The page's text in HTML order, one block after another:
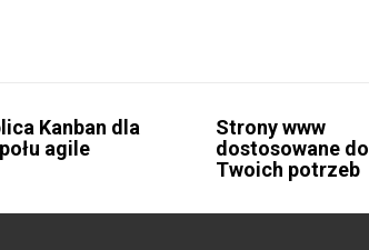
Kanban dla
agile
Strony www
dostosowane do
Twoich potrzeb